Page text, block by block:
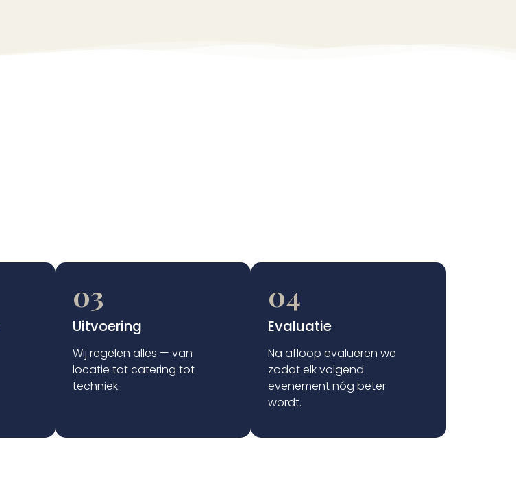
03
Uitvoering
Wij regelen alles — van
locatie tot catering tot
techniek.
04
Evaluatie
Na afloop evalueren we
zodat elk volgend
evenement nóg beter
wordt.